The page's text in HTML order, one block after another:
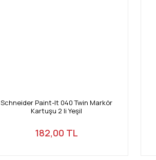
Schneider Paint-It 040 Twin Markör
Kartuşu 2 li Yeşil
182,00 TL